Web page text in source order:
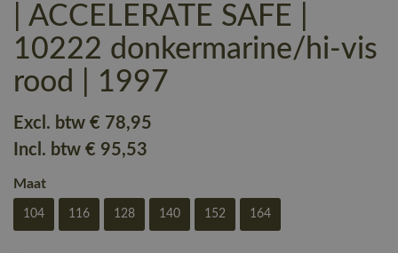
| ACCELERATE SAFE |
10222 donkermarine/hi-vis
rood | 1997
Excl. btw € 78,95
Incl. btw € 95,53
Maat
104 116 128 140 152 164